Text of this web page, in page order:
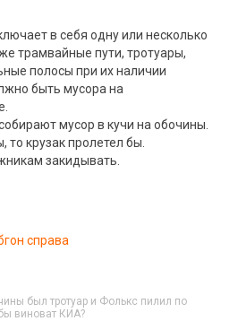
в себя одну или несколько
трамвайные пути, тротуары,
полосы при их наличии
быть мусора на
мусор в кучи на обочины.
то крузак пролетел бы.
закидывать.
справа
был тротуар и Фолькс пилил по
виноват КИА?